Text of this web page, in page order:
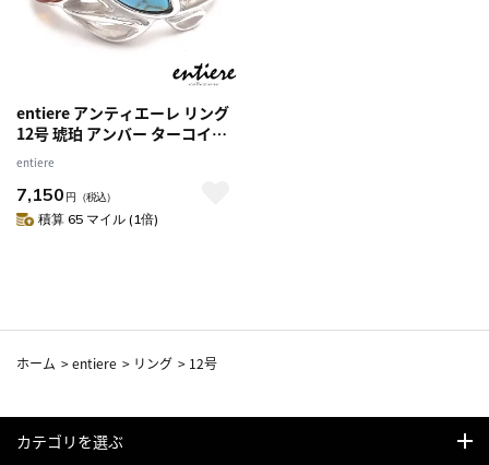
entiere アンティエーレ リング
12号 琥珀 アンバー ターコイズ
リーフデザイン シルバー925 ロ
ジウムメッキ レディース
entiere
7,150 円 （税込）
積算 65 マイル (1倍)
ホーム >entiere > リング > 12号
カテゴリを選ぶ